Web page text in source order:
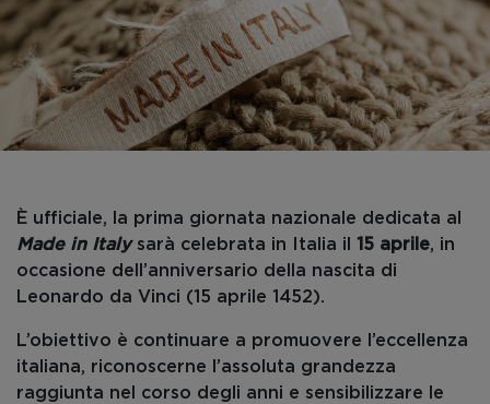
È ufficiale, la prima giornata nazionale dedicata al
Made in Italysarà celebrata in Italia il 15 aprile, in
occasione dell’anniversario della nascita di
Leonardo da Vinci (15 aprile 1452).
L’obiettivo è continuare a promuovere l’eccellenza
italiana, riconoscerne l’assoluta grandezza
raggiunta nel corso degli anni e sensibilizzare le